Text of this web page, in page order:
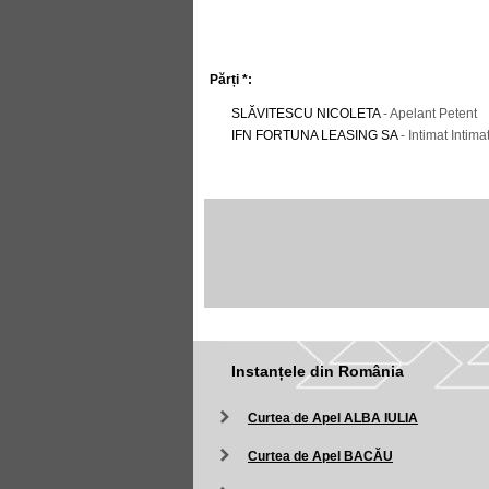
Părți *:
SLĂVITESCU NICOLETA- Apelant Petent
IFN FORTUNA LEASING SA- Intimat Intimat
Instanțele din România
Curtea de Apel ALBA IULIA
Curtea de Apel BACĂU